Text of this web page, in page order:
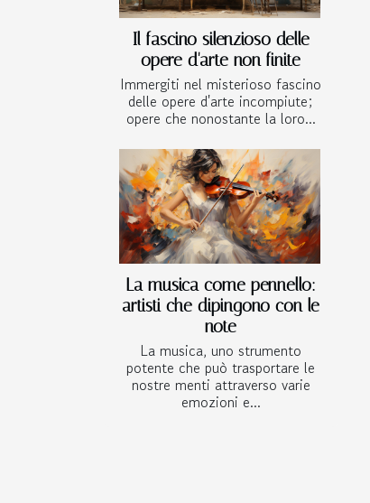
Il fascino silenzioso delle
opere d'arte non finite
Immergiti nel misterioso fascino
delle opere d'arte incompiute;
opere che nonostante la loro...
La musica come pennello:
artisti che dipingono con le
note
La musica, uno strumento
potente che può trasportare le
nostre menti attraverso varie
emozioni e...